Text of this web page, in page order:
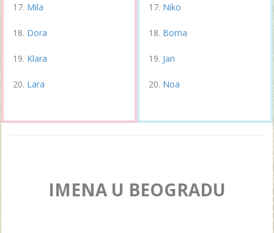
Mila
Dora
Klara
Lara
Niko
Borna
Jan
Noa
IMENA U BEOGRADU